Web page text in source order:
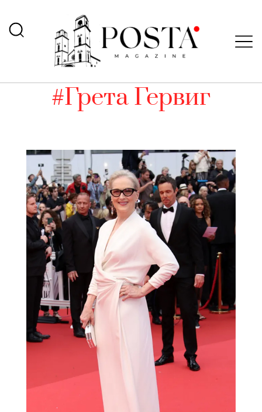
#Грета Гервиг